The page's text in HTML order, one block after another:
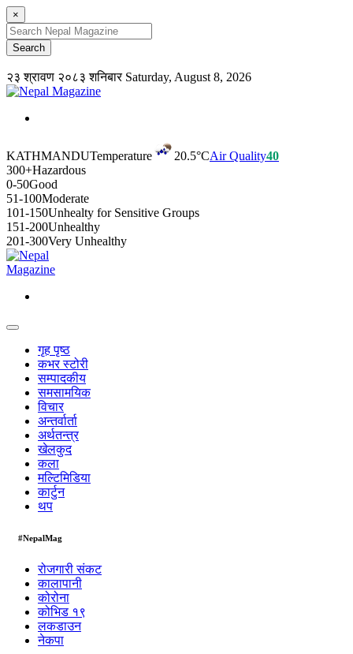
×
२३ श्रावण २०८३ शनिबारSaturday, August 8, 2026
KATHMANDUTemperature 20.5°CAir Quality40
300+Hazardous
0-50Good
51-100Moderate
101-150Unhealty for Sensitive Groups
151-200Unhealthy
201-300Very Unhealthy
गृह पृष्ठ
कभर स्टोरी
सम्पादकीय
समसामयिक
विचार
अन्तर्वार्ता
अर्थतन्त्र
खेलकुद
कला
मल्टिमिडिया
कार्टुन
थप
#NepalMag
रोजगारी संकट
कालापानी
कोरोना
कोभिड १९
लकडाउन
नेकपा